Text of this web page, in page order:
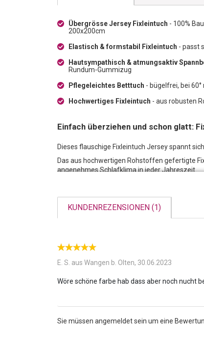
Übergrösse Jersey Fixleintuch - 100%
200x200cm
Elastisch & formstabil Fixleintuch - passt
Hautsympathisch & atmungsaktiv
Rundum-Gummizug
Pflegeleichtes Betttuch - bügelfrei, bei
Hochwertiges Fixleintuch - aus robusten
Einfach überziehen und schon glatt:
Dieses flauschige Fixleintuch Jersey spannt
Das aus hochwertigen Rohstoffen gefertigte
angenehmes Schlafklima in jeder Jahreszeit.
KUNDENREZENSIONEN (1)
E. S. aus Wangen b. Olten, 30.06.2023
Sie müssen angemeldet sein um eine